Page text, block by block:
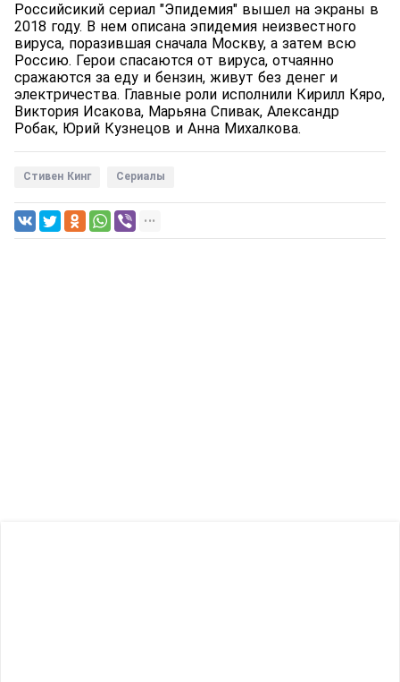
Российсикий сериал "Эпидемия" вышел на экраны в
2018 году. В нем описана эпидемия неизвестного
вируса, поразившая сначала Москву, а затем всю
Россию. Герои спасаются от вируса, отчаянно
сражаются за еду и бензин, живут без денег и
электричества. Главные роли исполнили Кирилл Кяро,
Виктория Исакова, Марьяна Спивак, Александр
Робак, Юрий Кузнецов и Анна Михалкова.
Стивен Кинг Сериалы